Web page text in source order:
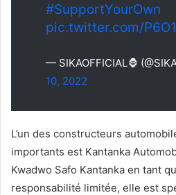
#SupportYourOwn
pic.twitter.com/
— SIKAOFFICIAL🦍
10, 2022
L’un des constructeurs
importants est Kantanka
Kwadwo Safo Kantanka en tant
responsabilité limitée, elle est